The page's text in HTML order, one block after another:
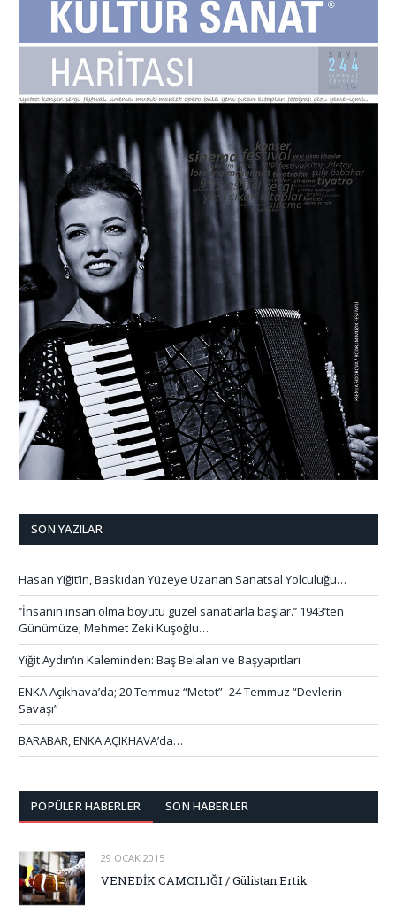
SON YAZILAR
Hasan Yiğit’in, Baskıdan Yüzeye Uzanan Sanatsal Yolculuğu…
‘’İnsanın insan olma boyutu güzel sanatlarla başlar.’’ 1943’ten
Günümüze; Mehmet Zeki Kuşoğlu…
Yiğit Aydın’ın Kaleminden: Baş Belaları ve Başyapıtları
ENKA Açıkhava’da; 20 Temmuz “Metot”- 24 Temmuz “Devlerin
Savaşı”
BARABAR, ENKA AÇIKHAVA’da…
POPÜLER HABERLER SON HABERLER
29 OCAK 2015
VENEDİK CAMCILIĞI / Gülistan Ertik